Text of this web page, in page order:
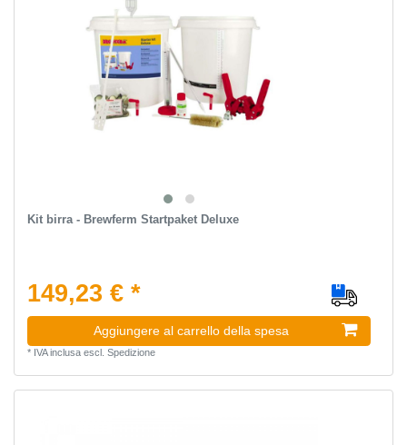
Kit birra - Brewferm Startpaket Deluxe
149,23 € *
Aggiungere al carrello della spesa
* IVA inclusaescl. Spedizione